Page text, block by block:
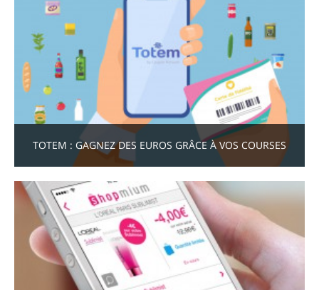
TOTEM : GAGNEZ DES EUROS GRÂCE À VOS COURSES